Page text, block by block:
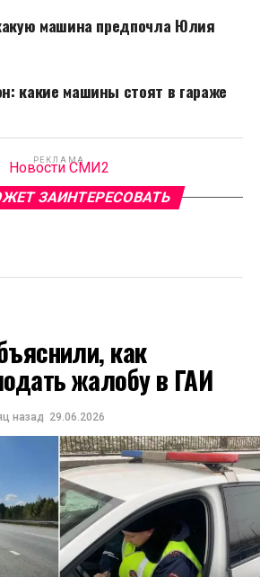
машина предпочла Юлия
какие машины стоят в гараже
РЕКЛАМА
Новости СМИ2
ЗАИНТЕРЕСОВАТЬ
как
жалобу в ГАИ
назад 29.06.2026